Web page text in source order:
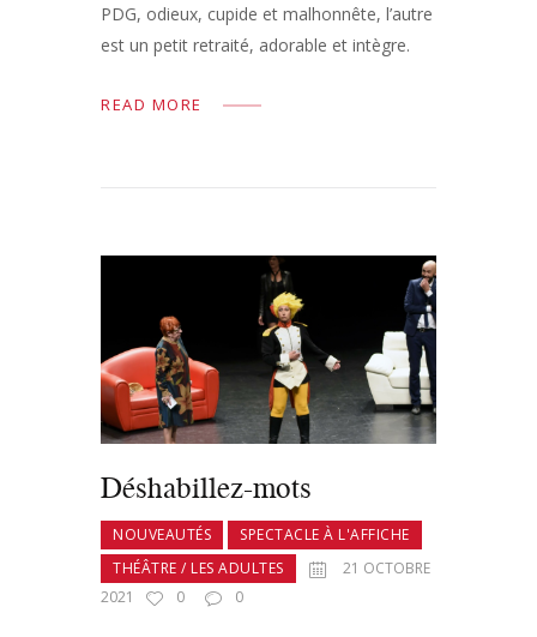
PDG, odieux, cupide et malhonnête, l’autre
est un petit retraité, adorable et intègre.
READ MORE
Déshabillez-mots
NOUVEAUTÉS
SPECTACLE À L'AFFICHE
THÉÂTRE / LES ADULTES
21 OCTOBRE
2021
0 0